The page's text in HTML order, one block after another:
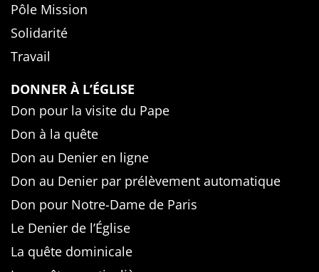
Pôle Mission
Solidarité
Travail
DONNER À L’ÉGLISE
Don pour la visite du Pape
Don à la quête
Don au Denier en ligne
Don au Denier par prélèvement automatique
Don pour Notre-Dame de Paris
Le Denier de l’Église
La quête dominicale